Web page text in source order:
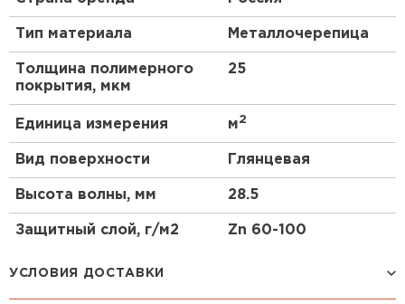
Тип материала Металлочерепица
Толщина полимерного
покрытия, мкм
25
Единица измерения м2
Вид поверхности Глянцевая
Высота волны, мм 28.5
Защитный слой, г/м2 Zn 60-100
УСЛОВИЯ ДОСТАВКИ